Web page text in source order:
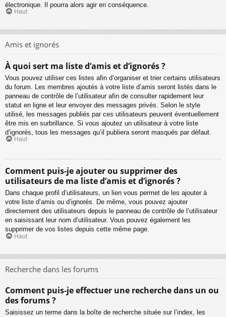
électronique. Il pourra alors agir en conséquence.
Haut
Amis et ignorés
À quoi sert ma liste d’amis et d’ignorés ?
Vous pouvez utiliser ces listes afin d’organiser et trier certains utilisateurs
du forum. Les membres ajoutés à votre liste d’amis seront listés dans le
panneau de contrôle de l’utilisateur afin de consulter rapidement leur
statut en ligne et leur envoyer des messages privés. Selon le style
utilisé, les messages publiés par ces utilisateurs peuvent éventuellement
être mis en surbrillance. Si vous ajoutez un utilisateur à votre liste
d’ignorés, tous les messages qu’il publiera seront masqués par défaut.
Haut
Comment puis-je ajouter ou supprimer des
utilisateurs de ma liste d’amis et d’ignorés ?
Dans chaque profil d’utilisateurs, un lien vous permet de les ajouter à
votre liste d’amis ou d’ignorés. De même, vous pouvez ajouter
directement des utilisateurs depuis le panneau de contrôle de l’utilisateur
en saisissant leur nom d’utilisateur. Vous pouvez également les
supprimer de vos listes depuis cette même page.
Haut
Recherche dans les forums
Comment puis-je effectuer une recherche dans un ou
des forums ?
Saisissez un terme dans la boîte de recherche située sur l’index, les